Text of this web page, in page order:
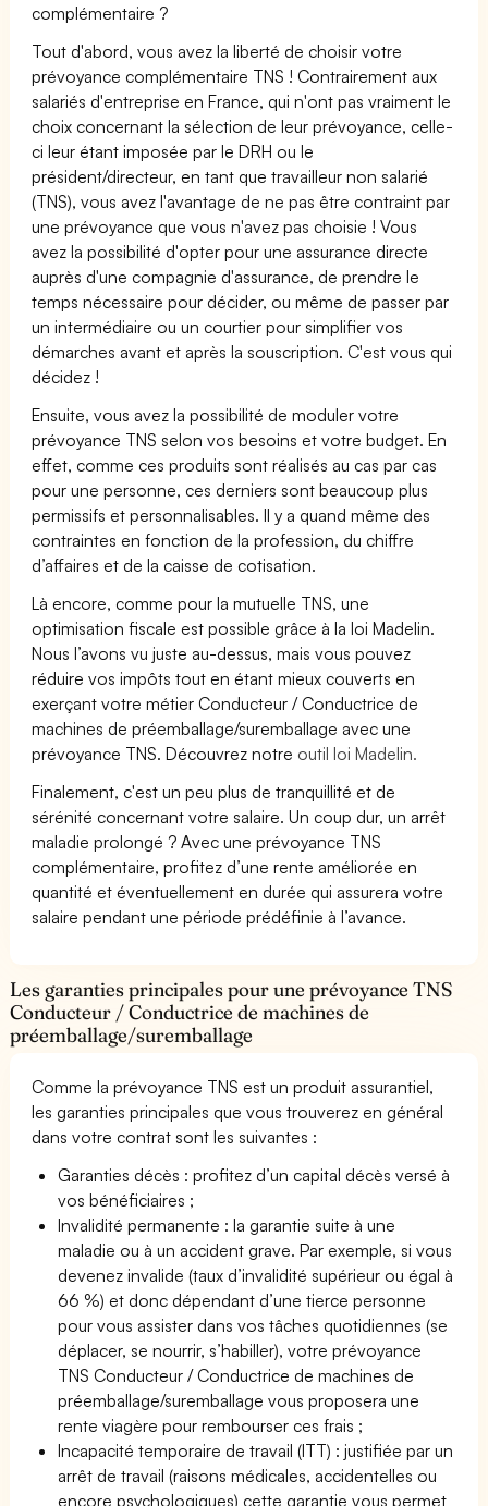
complémentaire ?
Tout d'abord, vous avez la liberté de choisir votre
prévoyance complémentaire TNS ! Contrairement aux
salariés d'entreprise en France, qui n'ont pas vraiment le
choix concernant la sélection de leur prévoyance, celle-
ci leur étant imposée par le DRH ou le
président/directeur, en tant que travailleur non salarié
(TNS), vous avez l'avantage de ne pas être contraint par
une prévoyance que vous n'avez pas choisie ! Vous
avez la possibilité d'opter pour une assurance directe
auprès d'une compagnie d'assurance, de prendre le
temps nécessaire pour décider, ou même de passer par
un intermédiaire ou un courtier pour simplifier vos
démarches avant et après la souscription. C'est vous qui
décidez !
Ensuite, vous avez la possibilité de moduler votre
prévoyance TNS selon vos besoins et votre budget. En
effet, comme ces produits sont réalisés au cas par cas
pour une personne, ces derniers sont beaucoup plus
permissifs et personnalisables. Il y a quand même des
contraintes en fonction de la profession, du chiffre
d’affaires et de la caisse de cotisation.
Là encore, comme pour la mutuelle TNS, une
optimisation fiscale est possible grâce à la loi Madelin.
Nous l’avons vu juste au-dessus, mais vous pouvez
réduire vos impôts tout en étant mieux couverts en
exerçant votre métier Conducteur / Conductrice de
machines de préemballage/suremballage avec une
prévoyance TNS. Découvrez notre outil loi Madelin.
Finalement, c'est un peu plus de tranquillité et de
sérénité concernant votre salaire. Un coup dur, un arrêt
maladie prolongé ? Avec une prévoyance TNS
complémentaire, profitez d’une rente améliorée en
quantité et éventuellement en durée qui assurera votre
salaire pendant une période prédéfinie à l’avance.
Les garanties principales pour une prévoyance TNS
Conducteur / Conductrice de machines de
préemballage/suremballage
Comme la prévoyance TNS est un produit assurantiel,
les garanties principales que vous trouverez en général
dans votre contrat sont les suivantes :
Garanties décès : profitez d’un capital décès versé à
vos bénéficiaires ;
Invalidité permanente : la garantie suite à une
maladie ou à un accident grave. Par exemple, si vous
devenez invalide (taux d’invalidité supérieur ou égal à
66 %) et donc dépendant d’une tierce personne
pour vous assister dans vos tâches quotidiennes (se
déplacer, se nourrir, s’habiller), votre prévoyance
TNS Conducteur / Conductrice de machines de
préemballage/suremballage vous proposera une
rente viagère pour rembourser ces frais ;
Incapacité temporaire de travail (ITT) : justifiée par un
arrêt de travail (raisons médicales, accidentelles ou
encore psychologiques) cette garantie vous permet